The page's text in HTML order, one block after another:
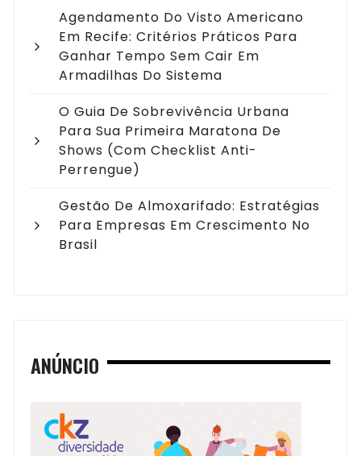
Agendamento Do Visto Americano
Em Recife: Critérios Práticos Para
Ganhar Tempo Sem Cair Em
Armadilhas Do Sistema
O Guia De Sobrevivência Urbana
Para Sua Primeira Maratona De
Shows (com Checklist Anti-
Perrengue)
Gestão De Almoxarifado: Estratégias
Para Empresas Em Crescimento No
Brasil
ANÚNCIO